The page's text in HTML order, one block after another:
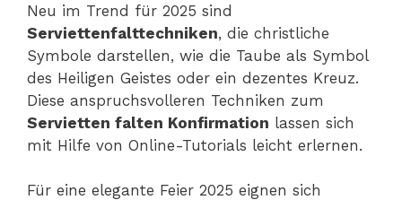
Neu im Trend für 2025 sind
Serviettenfalttechniken, die christliche
Symbole darstellen, wie die Taube als Symbol
des Heiligen Geistes oder ein dezentes Kreuz.
Diese anspruchsvolleren Techniken zum
Servietten falten Konfirmation lassen sich
mit Hilfe von Online-Tutorials leicht erlernen.
Für eine elegante Feier 2025 eignen sich